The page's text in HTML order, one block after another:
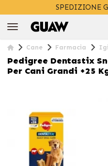
SPEDIZIONE
Cane Farmacia
Pedigree Dentastix
Per Cani Grandi +25